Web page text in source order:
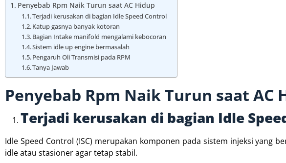
Penyebab Rpm Naik Turun saat AC Hidup
Terjadi kerusakan di bagian Idle Speed Control
Katup gasnya banyak kotoran
Bagian Intake manifold mengalami kebocoran
Sistem idle up engine bermasalah
Pengaruh Oli Transmisi pada RPM
Tanya Jawab
Penyebab Rpm Naik Turun saat AC
Terjadi kerusakan di bagian Idle
Idle Speed Control (ISC) merupakan komponen pada sistem injeksi yang
idle atau stasioner agar tetap stabil.